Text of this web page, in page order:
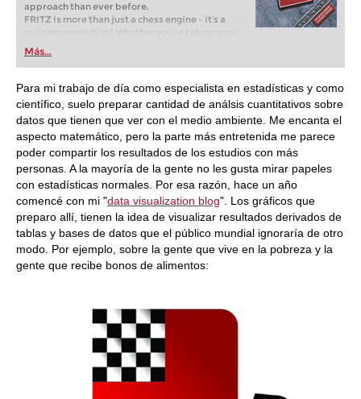
approach than ever before.
FRITZ is more than just a chess engine – it’s a
training revolution! Whether you’re taking your
first steps into the world of club chess, or already
playing at a tournament level: with FRITZ, you can
train more efficiently, intelligently and with a
more personalised approach than ever before.
Más...
Para mi trabajo de día como especialista en estadísticas y como
científico, suelo preparar cantidad de análsis cuantitativos sobre
datos que tienen que ver con el medio ambiente. Me encanta el
aspecto matemático, pero la parte más entretenida me parece
poder compartir los resultados de los estudios con más
personas. A la mayoría de la gente no les gusta mirar papeles
con estadísticas normales. Por esa razón, hace un año
comencé con mi "data visualization blog". Los gráficos que
preparo allí, tienen la idea de visualizar resultados derivados de
tablas y bases de datos que el público mundial ignoraría de otro
modo. Por ejemplo, sobre la gente que vive en la pobreza y la
gente que recibe bonos de alimentos: